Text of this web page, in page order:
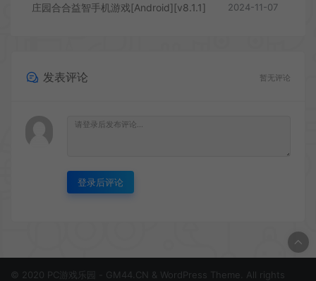
庄园合合益智手机游戏[Android][v8.1.1] 2024-11-07
发表评论 暂无评论
登录后评论
© 2020 PC游戏乐园 - GM44.CN & WordPress Theme. All rights